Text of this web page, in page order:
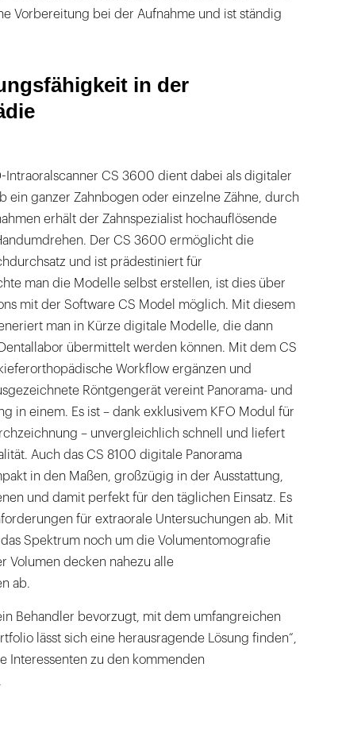
Vorbereitung bei der Aufnahme und ist ständig
in der
Intraoralscanner CS 3600 dient dabei als digitaler
ein ganzer Zahnbogen oder einzelne Zähne, durch
erhält der Zahnspezialist hochauflösende
Der CS 3600 ermöglicht die
und ist prädestiniert für
man die Modelle selbst erstellen, ist dies über
mit der Software CS Model möglich. Mit diesem
man in Kürze digitale Modelle, die dann
übermittelt werden können. Mit dem CS
Workflow ergänzen und
Röntgengerät vereint Panorama- und
in einem. Es ist – dank exklusivem KFO Modul für
– unvergleichlich schnell und liefert
Auch das CS 8100 digitale Panorama
in den Maßen, großzügig in der Ausstattung,
und damit perfekt für den täglichen Einsatz. Es
für extraorale Untersuchungen ab. Mit
Spektrum noch um die Volumentomografie
Volumen decken nahezu alle
ab.
Behandler bevorzugt, mit dem umfangreichen
lässt sich eine herausragende Lösung finden“,
Interessenten zu den kommenden